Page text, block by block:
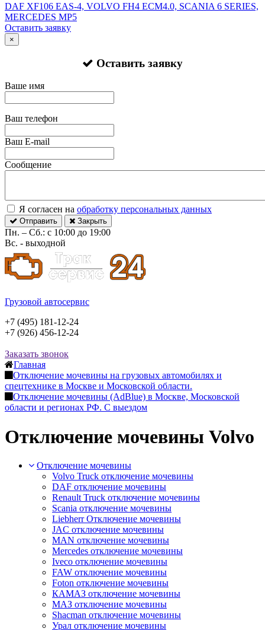
DAF XF106 EAS-4, VOLVO FH4 ECM4.0, SCANIA 6 SERIES,
MERCEDES MP5
Оставить заявку
×
Оставить заявку
Ваше имя
Ваш телефон
Ваш E-mail
Сообщение
Я согласен на обработку персональных данных
Отправить Закрыть
Пн. – Сб.: с 10:00 до 19:00
Вс. - выходной
Грузовой автосервис
+7 (495) 181-12-24
+7 (926) 456-12-24
Заказать звонок
Главная
Отключение мочевины на грузовых автомобилях и
спецтехнике в Москве и Московской области.
Отключение мочевины (AdBlue) в Москве, Московской
области и регионах РФ. С выездом
Отключение мочевины Volvo
Отключение мочевины
Volvo Truck отключение мочевины
DAF отключение мочевины
Renault Truck отключение мочевины
Scania отключение мочевины
Liebherr Отключение мочевины
JAC отключение мочевины
MAN отключение мочевины
Mercedes отключение мочевины
Iveco отключение мочевины
FAW отключение мочевины
Foton отключение мочевины
КАМАЗ отключение мочевины
МАЗ отключение мочевины
Shacman отключение мочевины
Урал отключение мочевины